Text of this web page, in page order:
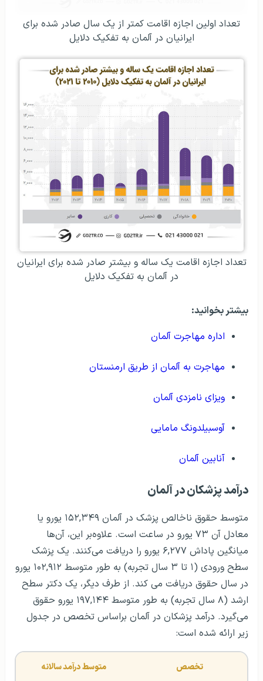
تعداد اولین اجازه اقامت کمتر از یک سال صادر شده برای
ایرانیان در آلمان به تفکیک دلایل
تعداد اجازه اقامت یک ساله و بیشتر صادر شده برای ایرانیان
در آلمان به تفکیک دلایل
بیشتر بخوانید:
اداره مهاجرت آلمان
مهاجرت به آلمان از طریق ارمنستان
ویزای نامزدی آلمان
آوسبیلدونگ مامایی
آنابین آلمان
درآمد پزشکان در آلمان
متوسط ​​حقوق ناخالص پزشک در آلمان ۱۵۲,۳۴۹ یورو یا
معادل آن ۷۳ یورو در ساعت است. علاوه‌بر این، آن‌ها
میانگین پاداش ۶,۲۷۷ یورو را دریافت می‌کنند. یک پزشک
سطح ورودی (۱ تا ۳ سال تجربه) به طور متوسط ​​۱۰۲,۹۱۲ یورو
در سال حقوق دریافت می کند. از طرف دیگر، یک دکتر سطح
ارشد (۸ سال تجربه) به طور متوسط ​​۱۹۷,۱۴۴ یورو حقوق
می‌گیرد. درآمد پزشکان در آلمان براساس تخصص در جدول
زیر ارائه شده است:
تخصص متوسط درآمد سالانه